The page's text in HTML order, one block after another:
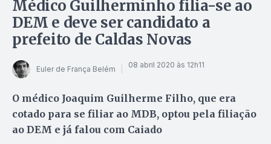
Médico Guilherminho filia-se ao
DEM e deve ser candidato a
prefeito de Caldas Novas
Euler de França Belém 08 abril 2020 às 12h11
O médico Joaquim Guilherme Filho, que era
cotado para se filiar ao MDB, optou pela filiação
ao DEM e já falou com Caiado